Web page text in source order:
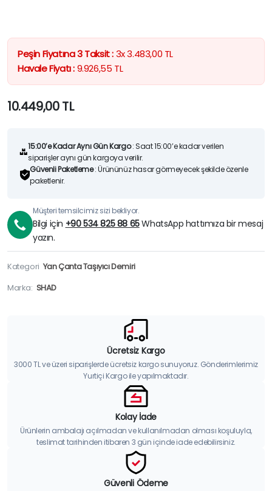
Peşin Fiyatına 3 Taksit :3x3.483,00 TL
Havale Fiyatı :9.926,55 TL
10.449,00TL
15:00’e Kadar Aynı Gün Kargo: Saat 15:00’e kadar verilen
siparişler aynı gün kargoya verilir.
Güvenli Paketleme: Ürününüz hasar görmeyecek şekilde özenle
paketlenir.
Müşteri temsilcimiz sizi bekliyor.
Bilgi için +90 534 825 88 65WhatsApp hattımıza bir mesaj
yazın.
Kategori Yan Çanta Taşıyıcı Demiri
Marka: SHAD
Ücretsiz Kargo
3000 TL ve üzeri siparişlerde ücretsiz kargo sunuyoruz. Gönderimlerimiz
Yurtiçi Kargo ile yapılmaktadır.
Kolay İade
Ürünlerin ambalajı açılmadan ve kullanılmadan olması koşuluyla,
teslimat tarihinden itibaren 3 gün içinde iade edebilirsiniz.
Güvenli Ödeme